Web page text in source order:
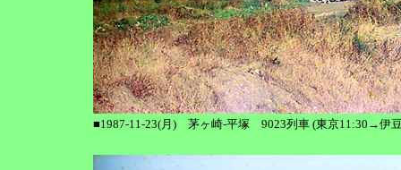
■1987-11-23(月) 茅ヶ崎-平塚 9023列車 (東京11:30→伊